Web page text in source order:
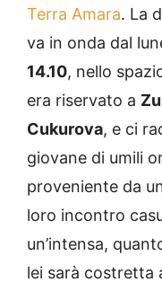
Terra Amara. La
va in onda dal
14.10, nello
era riservato a
Cukurova, e ci
giovane di umili
proveniente da
loro incontro
un’intensa,
lei sarà costretta